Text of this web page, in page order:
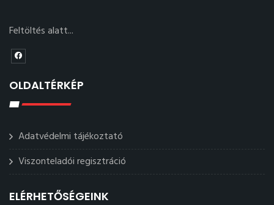
Feltöltés alatt...
OLDALTÉRKÉP
Adatvédelmi tájékoztató
Viszonteladói regisztráció
ELÉRHETŐSÉGEINK